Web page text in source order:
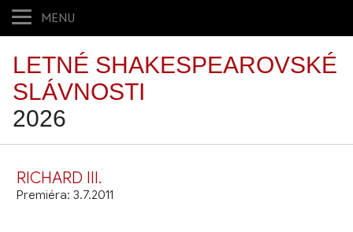
MENU
LETNÉ SHAKESPEAROVSKÉ
SLÁVNOSTI
2026
RICHARD III.
Premiéra: 3.7.2011